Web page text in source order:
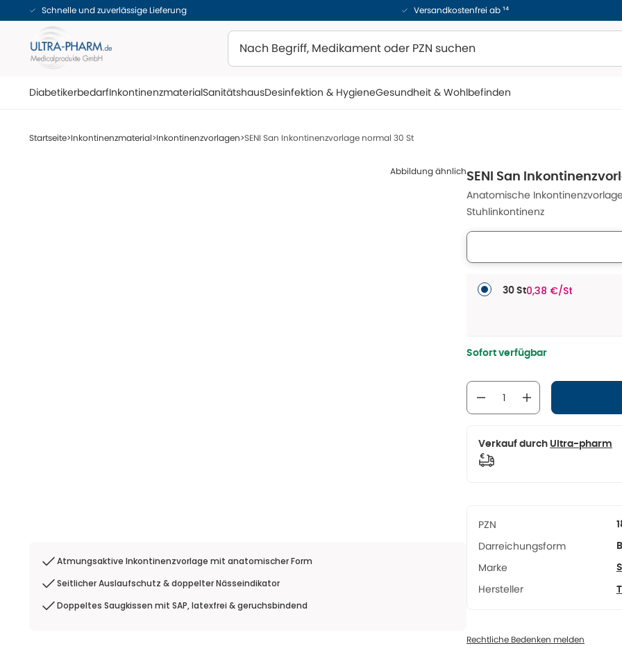
Schnelle und zuverlässige Lieferung Versandkostenfrei ab ¹⁴
DiabetikerbedarfInkontinenzmaterialSanitätshausDesinfektion & HygieneGesundheit & Wohlbefinden
Startseite Inkontinenzmaterial Inkontinenzvorlagen SENI San Inkontinenzvorlage normal 30 St
Abbildung ähnlich
Atmungsaktive Inkontinenzvorlage mit anatomischer Form
Seitlicher Auslaufschutz & doppelter Nässeindikator
Doppeltes Saugkissen mit SAP, latexfrei & geruchsbindend
SENI San
Anatomische
Stuhlinkontinenz
30 St0,38 €/St
Sofort verfügbar
Verkauf durch Ultra-pharm
PZN
Darreichungsform
Marke
Hersteller
Rechtliche Bedenken melden